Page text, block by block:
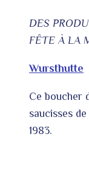
DES
FÊTE À LA
Wursthutte
Ce boucher
saucisses
1983.